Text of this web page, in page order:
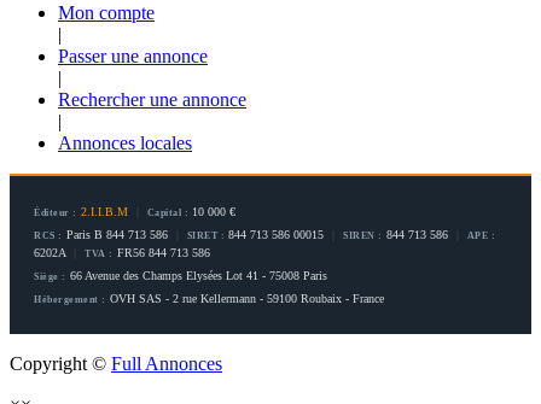
Mon compte
|
Passer une annonce
|
Rechercher une annonce
|
Annonces locales
Éditeur : 2.I.I.B.M Capital : 10 000 €
RCS : Paris B 844 713 586 SIRET : 844 713 586 00015 SIREN : 844 713 586 APE :
6202A TVA : FR56 844 713 586
Siège : 66 Avenue des Champs Elysées Lot 41 - 75008 Paris
Hébergement : OVH SAS - 2 rue Kellermann - 59100 Roubaix - France
Copyright © Full Annonces